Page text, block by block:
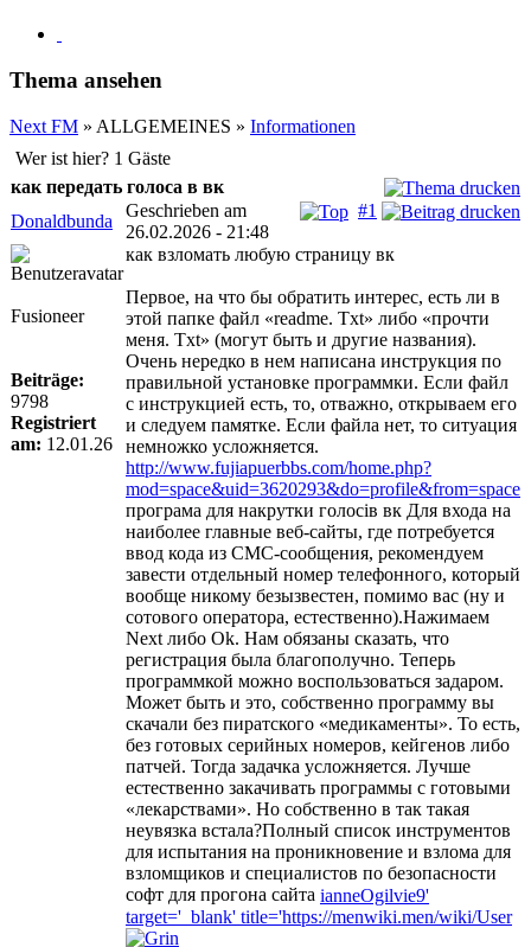
Thema ansehen
Next FM » ALLGEMEINES » Informationen
Wer ist hier? 1 Gäste
как передать голоса в вк
Donaldbunda
#1
Geschrieben am
26.02.2026 - 21:48
Fusioneer
Beiträge:
9798
Registriert
am: 12.01.26
как взломать любую страницу вк
Первое, на что бы обратить интерес, есть ли в
этой папке файл «readme. Txt» либо «прочти
меня. Txt» (могут быть и другие названия).
Очень нередко в нем написана инструкция по
правильной установке программки. Если файл
с инструкцией есть, то, отважно, открываем его
и следуем памятке. Если файла нет, то ситуация
немножко усложняется.
http://www.fujiapuerbbs.com/home.php?
mod=space&uid=3620293&do=profile&from=space
програма для накрутки голосів вк Для входа на
наиболее главные веб-сайты, где потребуется
ввод кода из СМС-сообщения, рекомендуем
завести отдельный номер телефонного, который
вообще никому безызвестен, помимо вас (ну и
сотового оператора, естественно).Нажимаем
Next либо Ok. Нам обязаны сказать, что
регистрация была благополучно. Теперь
программкой можно воспользоваться задаром.
Может быть и это, собственно программу вы
скачали без пиратского «медикаменты». То есть,
без готовых серийных номеров, кейгенов либо
патчей. Тогда задачка усложняется. Лучше
естественно закачивать программы с готовыми
«лекарствами». Но собственно в так такая
неувязка встала?Полный список инструментов
для испытания на проникновение и взлома для
взломщиков и специалистов по безопасности
софт для прогона сайта ianneOgilvie9'
target='_blank' title='https://menwiki.men/wiki/User